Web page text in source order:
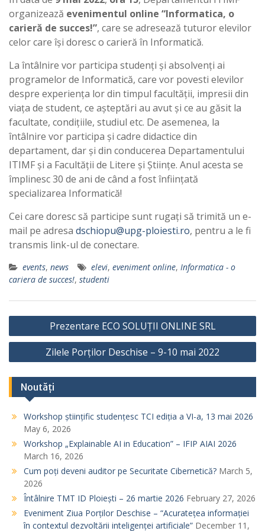
organizează evenimentul online “Informatica, o
carieră de succes!”, care se adresează tuturor elevilor
celor care își doresc o carieră în Informatică.
La întâlnire vor participa studenți și absolvenți ai
programelor de Informatică, care vor povesti elevilor
despre experiența lor din timpul facultății, impresii din
viața de student, ce așteptări au avut și ce au găsit la
facultate, condițiile, studiul etc. De asemenea, la
întâlnire vor participa și cadre didactice din
departament, dar și din conducerea Departamentului
ITIMF și a Facultății de Litere și Științe. Anul acesta se
împlinesc 30 de ani de când a fost înființată
specializarea Informatică!
Cei care doresc să participe sunt rugați să trimită un e-
mail pe adresa dschiopu@upg-ploiesti.ro, pentru a le fi
transmis link-ul de conectare.
events, news elevi, eveniment online, Informatica - o
cariera de succes!, studenti
P
o
a
t
Prezentare ECO SOLUȚII ONLINE SRL
Zilele Porților Deschise – 9-10 mai 2022
Noutăți
Workshop științific studențesc TCI ediția a VI-a, 13 mai 2026
May 6, 2026
Workshop „Explainable AI in Education” – IFIP AIAI 2026
March 16, 2026
Cum poți deveni auditor pe Securitate Cibernetică? March 5,
2026
Întâlnire TMT ID Ploiești – 26 martie 2026 February 27, 2026
Eveniment Ziua Porților Deschise – “Acuratețea informației
în contextul dezvoltării inteligenței artificiale” December 11,